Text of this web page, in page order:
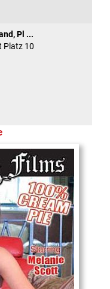
Pl ...
Platz 10